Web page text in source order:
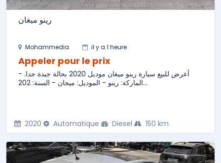
رينو ميغان
Mohammedia il y a 1 heure
Appeler pour le prix
أعرض للبيع سيارة رينو ميغان موديل 2020 بحالة جيدة جدا. -
الماركة: رينو - الموديل: ميجان - السنة: 202...
2020 Automatique Diesel 150 km